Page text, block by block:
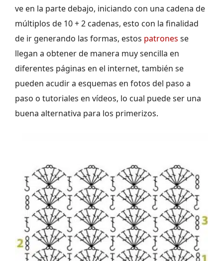
ve en la parte debajo, iniciando con una cadena de
múltiplos de 10 + 2 cadenas, esto con la finalidad
de ir generando las formas, estos patrones se
llegan a obtener de manera muy sencilla en
diferentes páginas en el internet, también se
pueden acudir a esquemas en fotos del paso a
paso o tutoriales en vídeos, lo cual puede ser una
buena alternativa para los primerizos.